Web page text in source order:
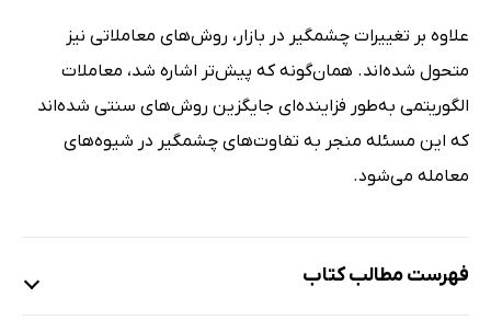
علاوه بر تغییرات چشمگیر در بازار، روش‌های معاملاتی نیز
متحول شده‌اند. همان‌گونه که پیش‌تر اشاره شد، معاملات
الگوریتمی به‌طور فزاینده‌ای جایگزین روش‌های سنتی شده‌اند
که این مسئله منجر به تفاوت‌های چشمگیر در شیوه‌های
معامله می‌شود.
فهرست مطالب کتاب